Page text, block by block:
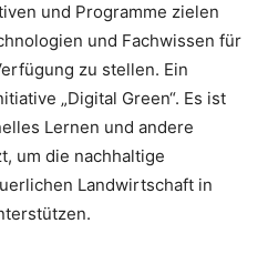
und Programme zielen
und Fachwissen für
zu stellen. Ein
„Digital Green“. Es ist
Lernen und andere
um die nachhaltige
Landwirtschaft in